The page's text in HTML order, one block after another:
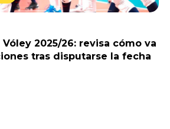
2025/26: revisa cómo va
tras disputarse la fecha